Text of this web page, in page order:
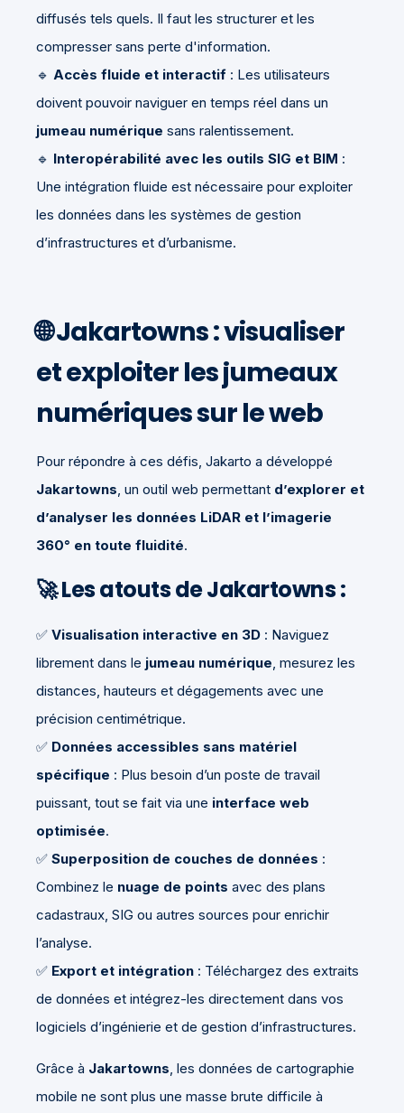
diffusés tels quels. Il faut les structurer et les
compresser sans perte d'information.
🔹 Accès fluide et interactif : Les utilisateurs
doivent pouvoir naviguer en temps réel dans un
jumeau numérique sans ralentissement.
🔹 Interopérabilité avec les outils SIG et BIM :
Une intégration fluide est nécessaire pour exploiter
les données dans les systèmes de gestion
d’infrastructures et d’urbanisme.
🌐Jakartowns : visualiser
et exploiter les jumeaux
numériques sur le web
Pour répondre à ces défis, Jakarto a développé
Jakartowns , un outil web permettant d’explorer et
d’analyser les données LiDAR et l’imagerie
360° en toute fluidité.
🚀 Les atouts de Jakartowns :
✅ Visualisation interactive en 3D : Naviguez
librement dans le jumeau numérique , mesurez les
distances, hauteurs et dégagements avec une
précision centimétrique.
✅ Données accessibles sans matériel
spécifique : Plus besoin d’un poste de travail
puissant, tout se fait via une interface web
optimisée.
✅ Superposition de couches de données :
Combinez le nuage de points avec des plans
cadastraux, SIG ou autres sources pour enrichir
l’analyse.
✅ Export et intégration : Téléchargez des extraits
de données et intégrez-les directement dans vos
logiciels d’ingénierie et de gestion d’infrastructures.
Grâce à Jakartowns , les données de cartographie
mobile ne sont plus une masse brute difficile à